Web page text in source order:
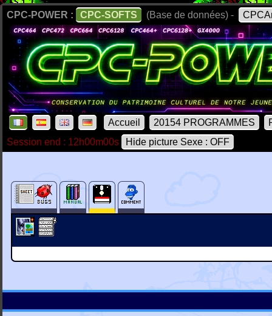
CPC-POWER : CPC-SOFTS (Base de données) -
Accueil 20154 PROGRAMMES
Session end : 12h00m00s
Hide picture Sexe : OFF